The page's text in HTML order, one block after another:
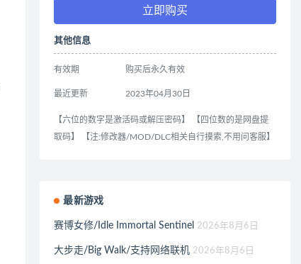
立即购买
其他信息
有效期 购买后永久有效
最近更新 2023年04月30日
【六位的数字是激活码或解压密码】 【四位数的是网盘提
取码】 【注:修改器/MOD/DLC相关自行摸索,不用问客服】
最新游戏
赛博女修/Idle Immortal Sentinel 2026年8月6日
大步走/Big Walk/支持网络联机 2026年8月6日